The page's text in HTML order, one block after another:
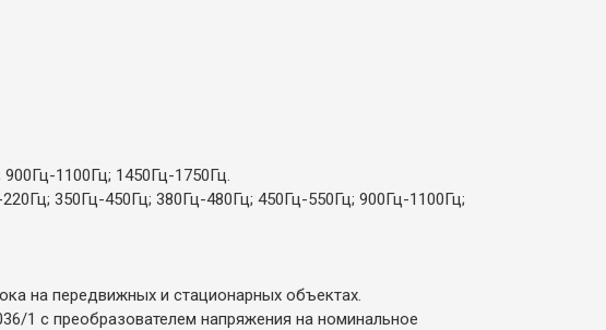
1100Гц; 1450Гц-1750Гц.
350Гц-450Гц; 380Гц-480Гц; 450Гц-550Гц; 900Гц-1100Гц;
на передвижных и стационарных объектах.
1 с преобразователем напряжения на номинальное